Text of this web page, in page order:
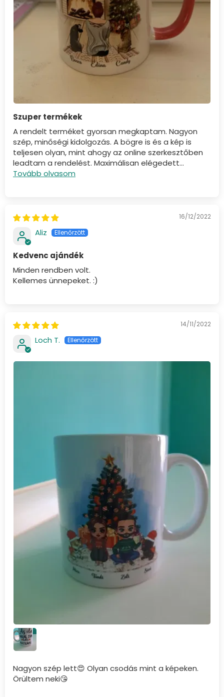
Szuper termékek
A rendelt terméket gyorsan megkaptam. Nagyon
szép, minőségi kidolgozás. A bögre is és a kép is
teljesen olyan, mint ahogy az online szerkesztőben
leadtam a rendelést. Maximálisan elégedett...
Tovább olvasom
16/12/2022
Aliz
Kedvenc ajándék
Minden rendben volt.
Kellemes ünnepeket. :)
14/11/2022
Loch T.
Nagyon szép lett😍 Olyan csodás mint a képeken.
Örültem neki😘